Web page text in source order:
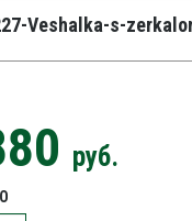
Veshalka-s-
руб.